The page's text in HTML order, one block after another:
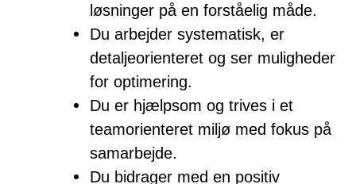
løsninger på en forståelig måde.
Du arbejder systematisk, er
detaljeorienteret og ser muligheder
for optimering.
Du er hjælpsom og trives i et
teamorienteret miljø med fokus på
samarbejde.
Du bidrager med en positiv